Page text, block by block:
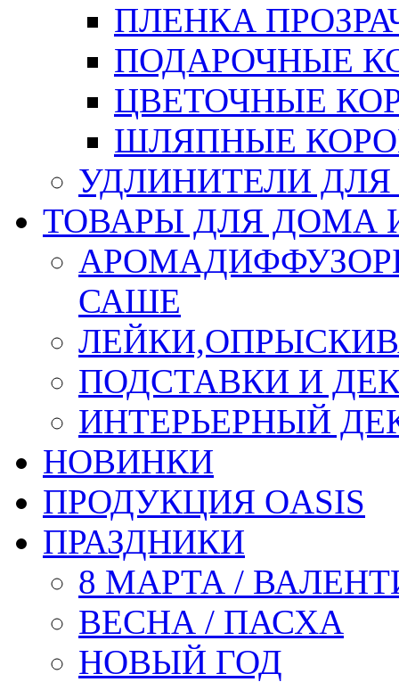
ПЛЕНКА
ПОДАРОЧНЫЕ
ЦВЕТОЧНЫЕ
ШЛЯПНЫЕ
УДЛИНИТЕЛИ
ТОВАРЫ ДЛЯ ДОМА
САШЕ
ПОДСТАВКИ И
ИНТЕРЬЕРНЫЙ
НОВИНКИ
ПРОДУКЦИЯ OASIS
ПРАЗДНИКИ
8 МАРТА /
ВЕСНА / ПАСХА
НОВЫЙ ГОД